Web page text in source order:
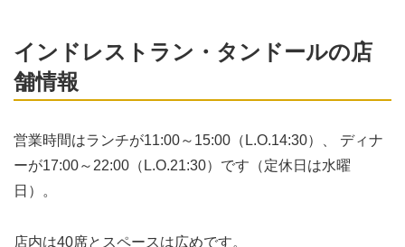
インドレストラン・タンドールの店
舗情報
営業時間はランチが11:00～15:00（L.O.14:30）、 ディナ
ーが17:00～22:00（L.O.21:30）です（定休日は水曜
日）。
店内は40席とスペースは広めです。